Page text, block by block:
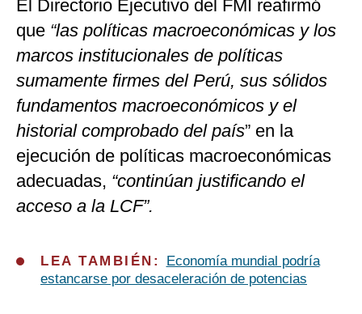
El Directorio Ejecutivo del FMI reafirmó
que “las políticas macroeconómicas y los
marcos institucionales de políticas
sumamente firmes del Perú, sus sólidos
fundamentos macroeconómicos y el
historial comprobado del país” en la
ejecución de políticas macroeconómicas
adecuadas, “continúan justificando el
acceso a la LCF”.
LEA TAMBIÉN:
Economía mundial podría
estancarse por desaceleración de potencias